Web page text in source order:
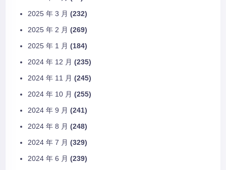
2025 年 3 月 (232)
2025 年 2 月 (269)
2025 年 1 月 (184)
2024 年 12 月 (235)
2024 年 11 月 (245)
2024 年 10 月 (255)
2024 年 9 月 (241)
2024 年 8 月 (248)
2024 年 7 月 (329)
2024 年 6 月 (239)